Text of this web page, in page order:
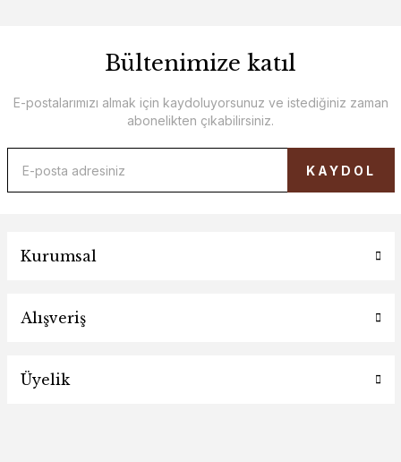
Bültenimize katıl
E-postalarımızı almak için kaydoluyorsunuz ve istediğiniz zaman
abonelikten çıkabilirsiniz.
KAYDOL
Kurumsal
Alışveriş
Üyelik